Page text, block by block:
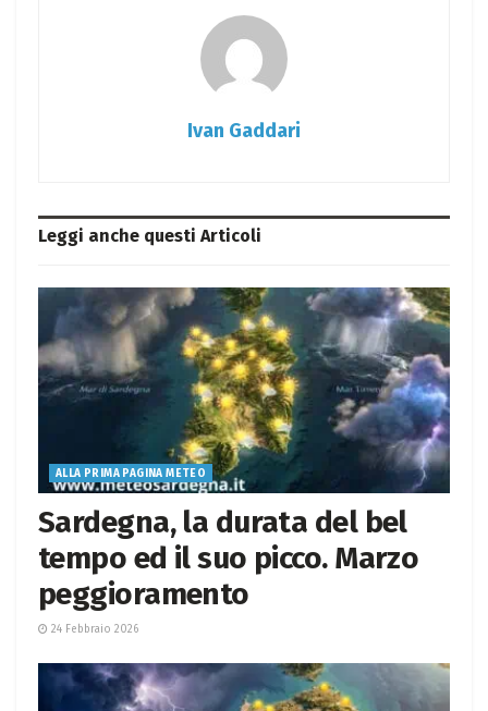
Ivan Gaddari
Leggi anche questi Articoli
ALLA PRIMA PAGINA METEO
Sardegna, la durata del bel
tempo ed il suo picco. Marzo
peggioramento
24 Febbraio 2026